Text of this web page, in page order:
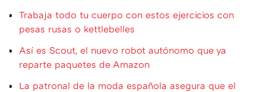
Trabaja todo tu cuerpo con estos ejercicios con
pesas rusas o kettlebelles
Así es Scout, el nuevo robot autónomo que ya
reparte paquetes de Amazon
La patronal de la moda española asegura que el